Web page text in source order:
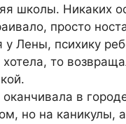
школы. Никаких
просто
у Лены, психику
то
оканчивала в
но на каникулы,